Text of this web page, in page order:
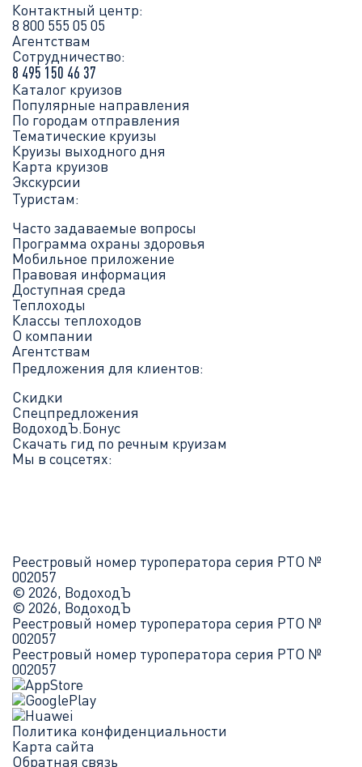
Контактный центр:
8 800 555 05 05
Агентствам
Сотрудничество:
8 495 150 46 37
Каталог круизов
Популярные направления
По городам отправления
Тематические круизы
Круизы выходного дня
Карта круизов
Экскурсии
Туристам:
Часто задаваемые вопросы
Программа охраны здоровья
Мобильное приложение
Правовая информация
Доступная среда
Теплоходы
Классы теплоходов
О компании
Агентствам
Предложения для клиентов:
Скидки
Спецпредложения
ВодоходЪ.Бонус
Скачать гид по речным круизам
Мы в соцсетях:
Реестровый номер туроператора серия РТО №
002057
© 2026, ВодоходЪ
© 2026, ВодоходЪ
Реестровый номер туроператора серия РТО №
002057
Реестровый номер туроператора серия РТО №
002057
Политика конфиденциальности
Карта сайта
Обратная связь